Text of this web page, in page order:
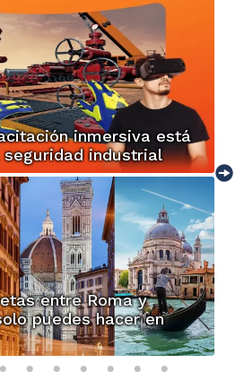
inmersiva está
industrial
entre Roma y
puedes hacer en